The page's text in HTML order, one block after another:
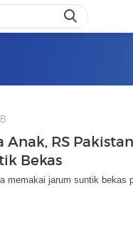
RS Pakistan
Bekas
memakai jarum suntik bekas